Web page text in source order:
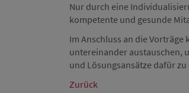
Nur durch eine
kompetente und gesunde
Im Anschluss an die
untereinander austauschen,
und Lösungsansätze dafür
Zurück